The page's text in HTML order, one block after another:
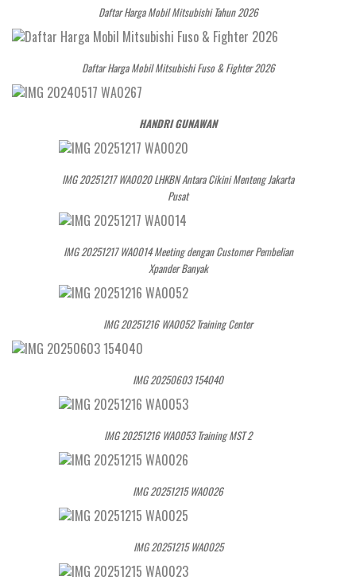
Daftar Harga Mobil Mitsubishi Tahun 2026
Daftar Harga Mobil Mitsubishi Fuso & Fighter 2026
HANDRI GUNAWAN
IMG 20251217 WA0020 LHKBN Antara Cikini Menteng Jakarta
Pusat
IMG 20251217 WA0014 Meeting dengan Customer Pembelian
Xpander Banyak
IMG 20251216 WA0052 Training Center
IMG 20250603 154040
IMG 20251216 WA0053 Training MST 2
IMG 20251215 WA0026
IMG 20251215 WA0025